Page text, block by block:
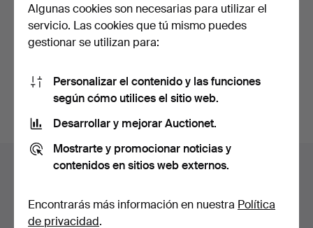
o iniciar sesión a través de Facebook
Navegación
pie
Ayuda y contacto
Todas las casas de subastas
Algunas cookies son necesarias para utilizar el
servicio. Las cookies que tú mismo puedes
gestionar se utilizan para:
Personalizar el contenido y las funciones
según cómo utilices el sitio web.
Desarrollar y mejorar Auctionet.
Mostrarte y promocionar noticias y
contenidos en sitios web externos.
Encontrarás más información en nuestra Política
de privacidad.